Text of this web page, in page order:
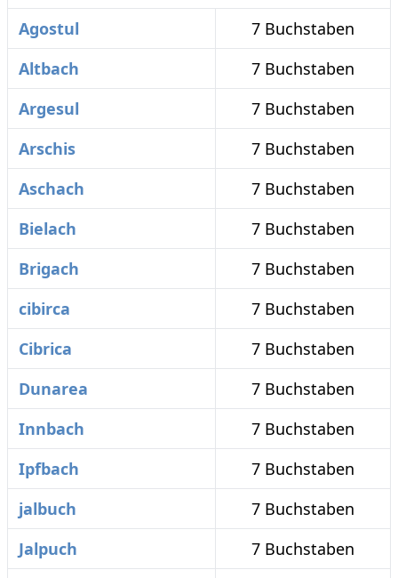
Agostul
7 Buchstaben
Altbach
7 Buchstaben
Argesul
7 Buchstaben
Arschis
7 Buchstaben
Aschach
7 Buchstaben
Bielach
7 Buchstaben
Brigach
7 Buchstaben
cibirca
7 Buchstaben
Cibrica
7 Buchstaben
Dunarea
7 Buchstaben
Innbach
7 Buchstaben
Ipfbach
7 Buchstaben
jalbuch
7 Buchstaben
Jalpuch
7 Buchstaben